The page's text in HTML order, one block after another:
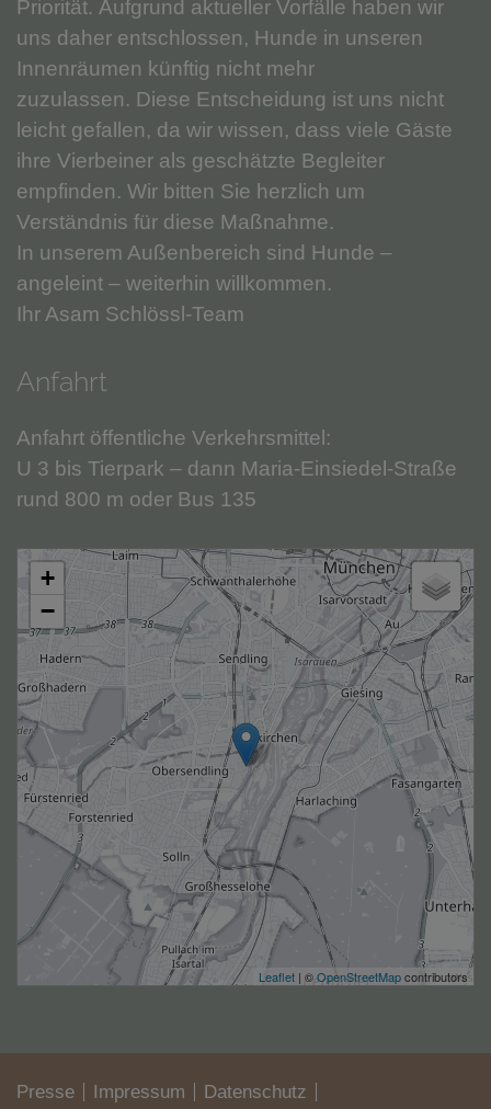
Priorität. Aufgrund aktueller Vorfälle haben wir
uns daher entschlossen, Hunde in unseren
Innenräumen künftig nicht mehr
zuzulassen. Diese Entscheidung ist uns nicht
leicht gefallen, da wir wissen, dass viele Gäste
ihre Vierbeiner als geschätzte Begleiter
empfinden. Wir bitten Sie herzlich um
Verständnis für diese Maßnahme.
In unserem Außenbereich sind Hunde –
angeleint – weiterhin willkommen.
Ihr Asam Schlössl-Team
Anfahrt
Anfahrt öffentliche Verkehrsmittel:
U 3 bis Tierpark – dann Maria-Einsiedel-Straße
rund 800 m oder Bus 135
+
−
Leaflet | ©OpenStreetMapcontributors
Presse Impressum Datenschutz